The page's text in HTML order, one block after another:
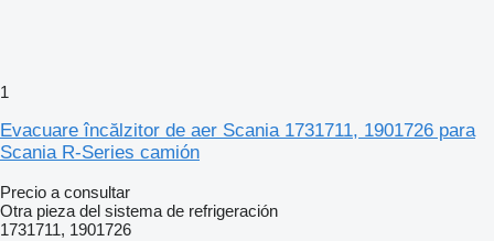
1
Evacuare încălzitor de aer Scania 1731711, 1901726 para
Scania R-Series camión
Precio a consultar
Otra pieza del sistema de refrigeración
1731711, 1901726